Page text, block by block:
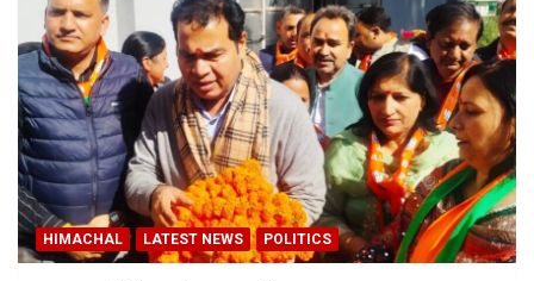
HIMACHAL LATEST NEWS POLITICS